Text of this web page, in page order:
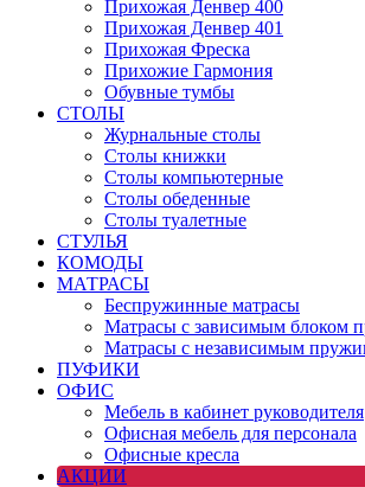
Прихожая Денвер 400
Прихожая Денвер 401
Прихожая Фреска
Прихожие Гармония
Обувные тумбы
СТОЛЫ
Журнальные столы
Столы книжки
Столы компьютерные
Столы обеденные
Столы туалетные
СТУЛЬЯ
КОМОДЫ
МАТРАСЫ
Беспружинные матрасы
Матрасы с зависимым блоком
Матрасы с независимым
ПУФИКИ
ОФИС
Мебель в кабинет руководителя
Офисная мебель для персонала
Офисные кресла
АКЦИИ